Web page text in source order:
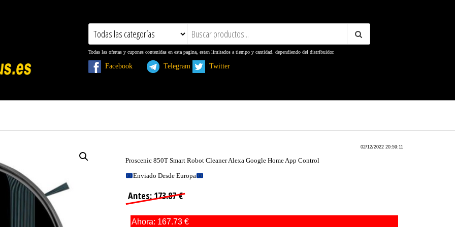
Todas las ofertas y cupones contenidas en esta pagina, estan limitados a tiempo y cantidad. dependiendo del distribuidor.
Facebook Telegram Twitter
02/12/2022 20:59:11
Proscenic 850T Smart Robot Cleaner Alexa Google Home App Control
Enviado Desde Europa
Antes: 173.87 €
Ahora: 167.73 €